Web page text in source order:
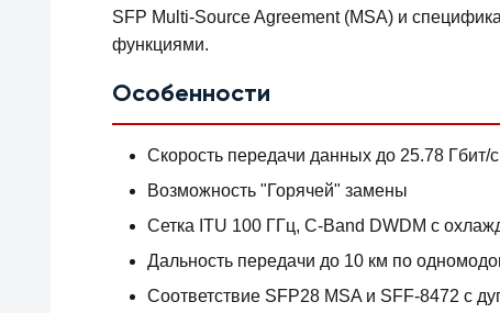
SFP Multi-Source Agreement (MSA) и
функциями.
Особенности
Скорость передачи данных до 25.78 Гбит/с
Возможность "Горячей" замены
Сетка ITU 100 ГГц, C-Band DWDM с
Дальность передачи до 10 км по
Соответствие SFP28 MSA и SFF-8472 с